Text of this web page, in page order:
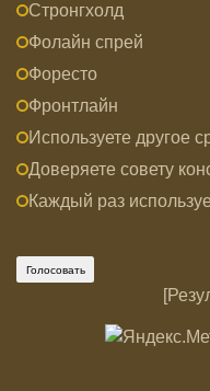
Стронгхолд
Фолайн спрей
Форесто
Фронтлайн
Используете другое
Доверяете совету
Каждый раз
[